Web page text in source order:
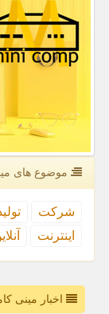
موضوع های
شركت
اینترنت
اخبار مینی